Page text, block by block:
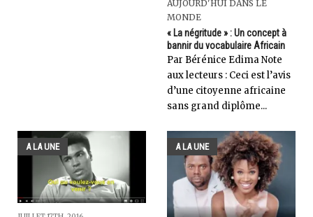
AUJOURD'HUI DANS LE
MONDE
« La négritude » : Un concept à
bannir du vocabulaire Africain
Par Bérénice Edima Note
aux lecteurs : Ceci est l’avis
d’une citoyenne africaine
sans grand diplôme...
A LA UNE A LA UNE